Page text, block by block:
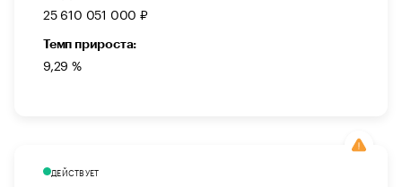
25 610 051 000 ₽
Темп прироста:
9,29 %
ДЕЙСТВУЕТ